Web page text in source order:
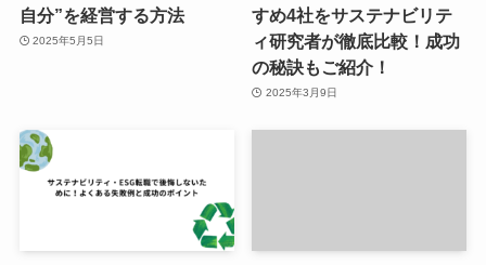
自分”を経営する方法
2025年5月5日
すめ4社をサステナビリテ
ィ研究者が徹底比較！成功
の秘訣もご紹介！
2025年3月9日